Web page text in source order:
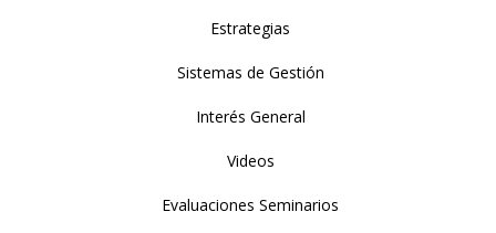
Estrategias
Sistemas de Gestión
Interés General
Videos
Evaluaciones Seminarios